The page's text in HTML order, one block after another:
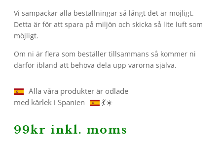
Vi sampackar alla beställningar så långt det är möjligt.
Detta är för att spara på miljön och skicka så lite luft som
möjligt.
Om ni är flera som beställer tillsammans så kommer ni
därför ibland att behöva dela upp varorna själva.
Alla våra produkter är odlade
med kärlek i Spanien
💃☀️
99kr inkl. moms